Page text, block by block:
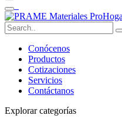
Conócenos
Productos
Cotizaciones
Servicios
Contáctanos
Explorar categorías